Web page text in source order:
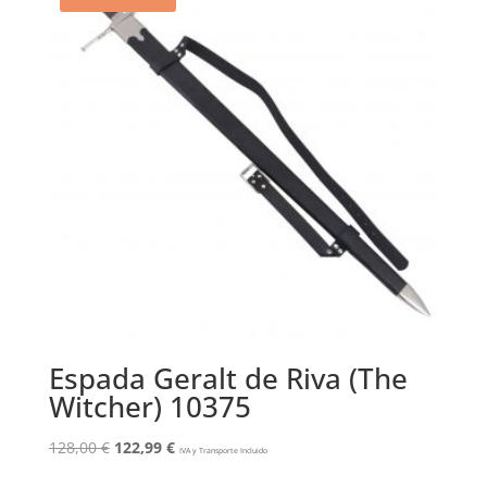
Espada Geralt de Riva (The
Witcher) 10375
128,00€ El
122,99 €ElIVA y Transporte Incluido